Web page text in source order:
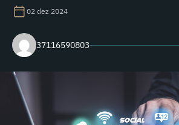
02 dez 2024
37116590803